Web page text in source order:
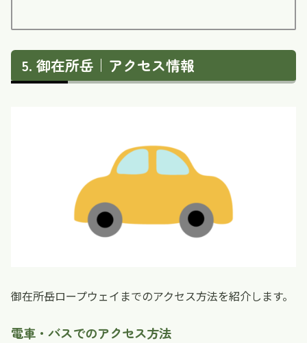
御在所岳｜アクセス情報
御在所岳ロープウェイまでのアクセス方法を紹介します。
電車・バスでのアクセス方法